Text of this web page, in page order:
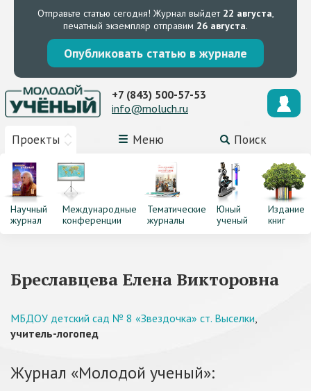
Отправьте статью сегодня! Журнал выйдет 22 августа,
печатный экземпляр отправим 26 августа.
Опубликовать статью в журнале
Проекты Меню Поиск
+7 (843) 500-57-53
info@moluch.ru
Научный
журнал
Международные
конференции
Тематические
журналы
Юный
ученый
Издание
книг
Бреславцева Елена Викторовна
МБДОУ детский сад № 8 «Звездочка» ст. Выселки,
учитель-логопед
Журнал «Молодой ученый»: